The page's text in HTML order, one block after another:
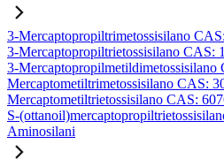
3-Mercaptopropiltrimetossisilano
3-Mercaptopropiltrietossisilano CAS:
3-Mercaptopropilmetildimetossisilano
Mercaptometiltrimetossisilano CAS:
Mercaptometiltrietossisilano CAS:
S-
Aminosilani